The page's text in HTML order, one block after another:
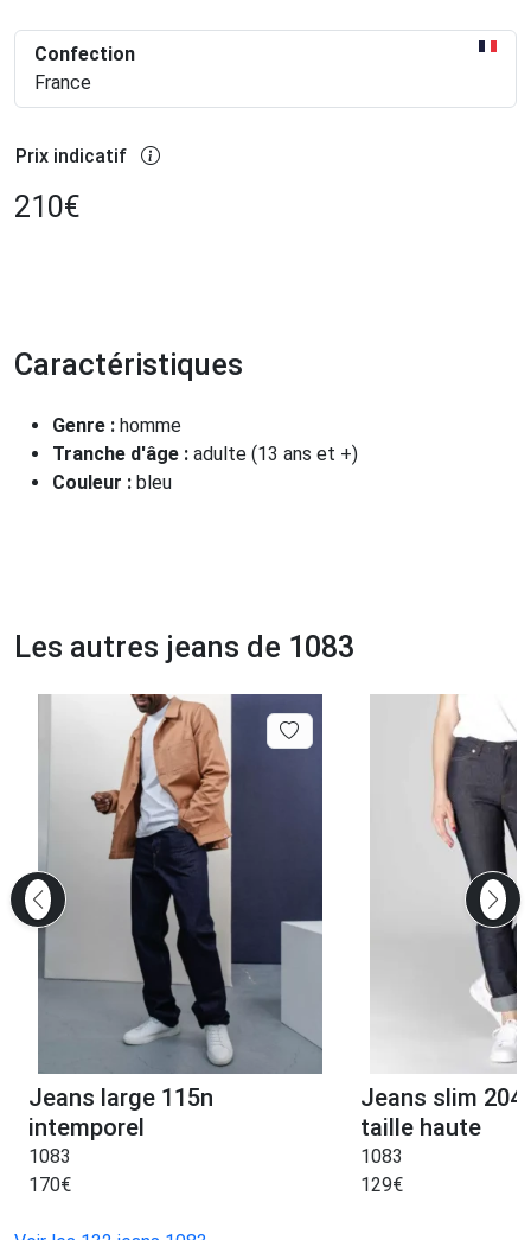
Confection
France
Prix indicatif
210€
Caractéristiques
Genre : homme
Tranche d'âge : adulte (13 ans et +)
Couleur : bleu
Les autres jeans de 1083
Jeans large 115n
intemporel
1083
170€
Jeans slim
taille haute
1083
129€